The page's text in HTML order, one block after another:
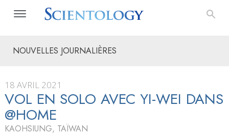
NOUVELLES JOURNALIÈRES
18 AVRIL 2021
VOL EN SOLO AVEC YI-WEI DANS
@HOME
KAOHSIUNG, TAÏWAN